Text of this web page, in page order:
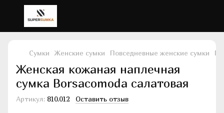
Сумки Женские сумки Повседневные женские сумки
Женская кожаная наплечная
сумка Borsacomoda салатовая
Артикул: 810.012 Оставить отзыв